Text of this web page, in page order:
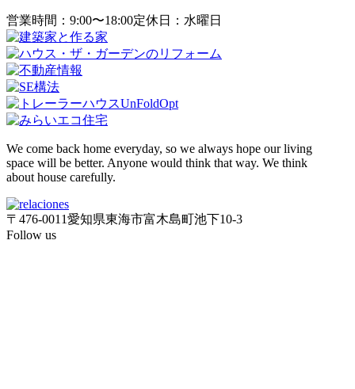
営業時間：9:00〜18:00定休日：水曜日
We come back home everyday, so we always hope our living
space will be better. Anyone would think that way. We think
about house carefully.
〒476-0011愛知県東海市富木島町池下10-3
Follow us